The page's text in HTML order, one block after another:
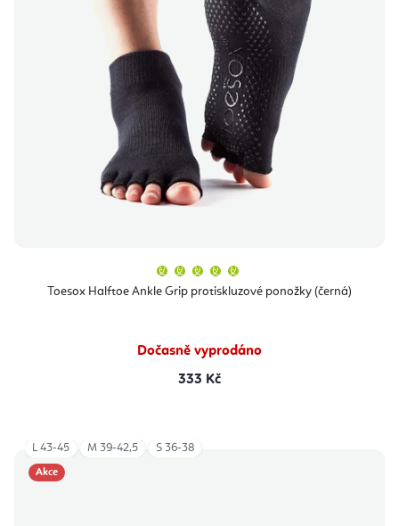
Toesox Halftoe Ankle Grip protiskluzové ponožky (černá)
produktu
je
hvězdiček.
Dočasně vyprodáno
333 Kč
Akce
L 43-45 M 39-42,5 S 36-38